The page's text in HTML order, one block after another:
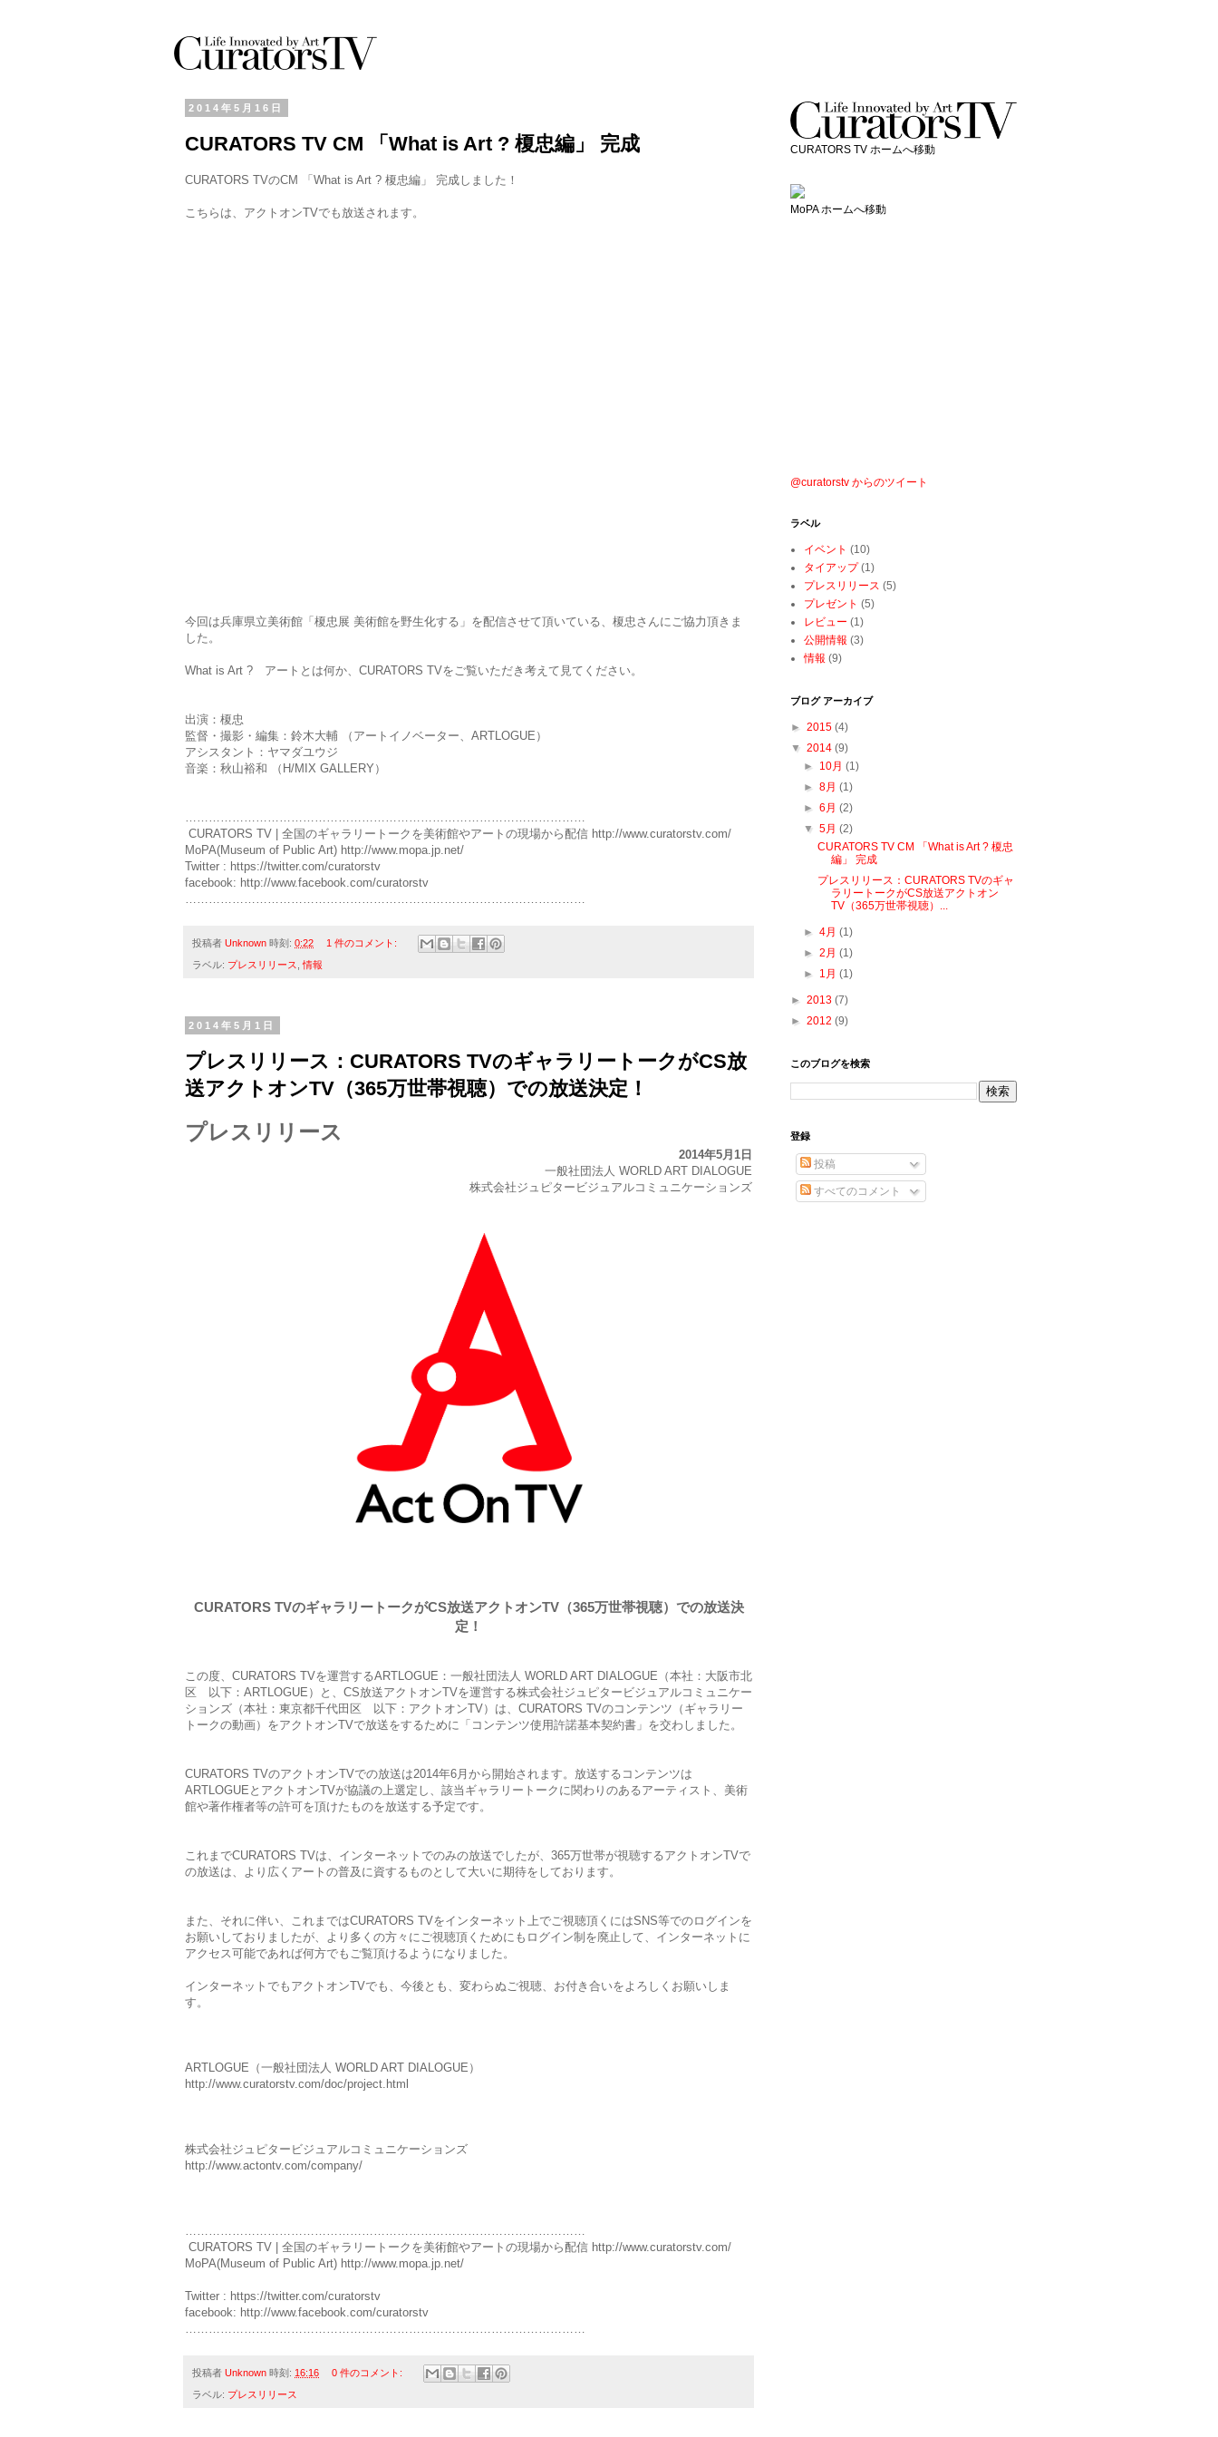
2014年5月16日
CURATORS TV CM 「What is Art ? 榎忠編」 完成
CURATORS TVのCM 「What is Art ? 榎忠編」 完成しました！
こちらは、アクトオンTVでも放送されます。
今回は兵庫県立美術館「榎忠展 美術館を野生化する」を配信させて頂いている、榎忠さんにご協力頂きま
した。
What is Art ? アートとは何か、CURATORS TVをご覧いただき考えて見てください。
出演：榎忠
監督・撮影・編集：鈴木大輔 （アートイノベーター、ARTLOGUE）
アシスタント：ヤマダユウジ
音楽：秋山裕和 （H/MIX GALLERY）
CURATORS TV | 全国のギャラリートークを美術館やアートの現場から配信 http://www.curatorstv.com/
MoPA(Museum of Public Art) http://www.mopa.jp.net/
Twitter : https://twitter.com/curatorstv
facebook: http://www.facebook.com/curatorstv
投稿者 Unknown 時刻: 0:22 1 件のコメント:
ラベル: プレスリリース ,情報
2014年5月1日
プレスリリース：CURATORS TVのギャラリートークがCS放
送アクトオンTV（365万世帯視聴）での放送決定！
プレスリリース
2014年5月1日
一般社団法人 WORLD ART DIALOGUE
株式会社ジュピタービジュアルコミュニケーションズ
CURATORS TVのギャラリートークがCS放送アクトオンTV（365万世帯視聴）での放送決
定！
この度、CURATORS TVを運営するARTLOGUE：一般社団法人 WORLD ART DIALOGUE（本社：大阪市北
区 以下：ARTLOGUE）と、CS放送アクトオンTVを運営する株式会社ジュピタービジュアルコミュニケー
ションズ（本社：東京都千代田区 以下：アクトオンTV）は、CURATORS TVのコンテンツ（ギャラリー
トークの動画）をアクトオンTVで放送をするために「コンテンツ使用許諾基本契約書」を交わしました。
CURATORS TVのアクトオンTVでの放送は2014年6月から開始されます。放送するコンテンツは
ARTLOGUEとアクトオンTVが協議の上選定し、該当ギャラリートークに関わりのあるアーティスト、美術
館や著作権者等の許可を頂けたものを放送する予定です。
これまでCURATORS TVは、インターネットでのみの放送でしたが、365万世帯が視聴するアクトオンTVで
の放送は、より広くアートの普及に資するものとして大いに期待をしております。
また、それに伴い、これまではCURATORS TVをインターネット上でご視聴頂くにはSNS等でのログインを
お願いしておりましたが、より多くの方々にご視聴頂くためにもログイン制を廃止して、インターネットに
アクセス可能であれば何方でもご覧頂けるようになりました。
インターネットでもアクトオンTVでも、今後とも、変わらぬご視聴、お付き合いをよろしくお願いしま
す。
ARTLOGUE（一般社団法人 WORLD ART DIALOGUE）
http://www.curatorstv.com/doc/project.html
株式会社ジュピタービジュアルコミュニケーションズ
http://www.actontv.com/company/
CURATORS TV | 全国のギャラリートークを美術館やアートの現場から配信 http://www.curatorstv.com/
MoPA(Museum of Public Art) http://www.mopa.jp.net/
Twitter : https://twitter.com/curatorstv
facebook: http://www.facebook.com/curatorstv
投稿者 Unknown 時刻: 16:16 0 件のコメント:
ラベル: プレスリリース
CURATORS TV ホームへ移動
MoPA ホームへ移動
@curatorstv からのツイート
ラベル
イベント (10)
タイアップ (1)
プレスリリース (5)
プレゼント (5)
レビュー (1)
公開情報 (3)
情報 (9)
ブログ アーカイブ
► 2015 (4)
▼ 2014 (9)
► 10月(1)
►8月(1)
►6月(2)
▼5月(2)
CURATORS TV CM 「What is Art ? 榎忠
編」 完成
プレスリリース：CURATORS TVのギャ
ラリートークがCS放送アクトオン
TV（365万世帯視聴）...
►4月(1)
►2月(1)
► 1月(1)
► 2013 (7)
► 2012 (9)
このブログを検索
登録
投稿
すべてのコメント